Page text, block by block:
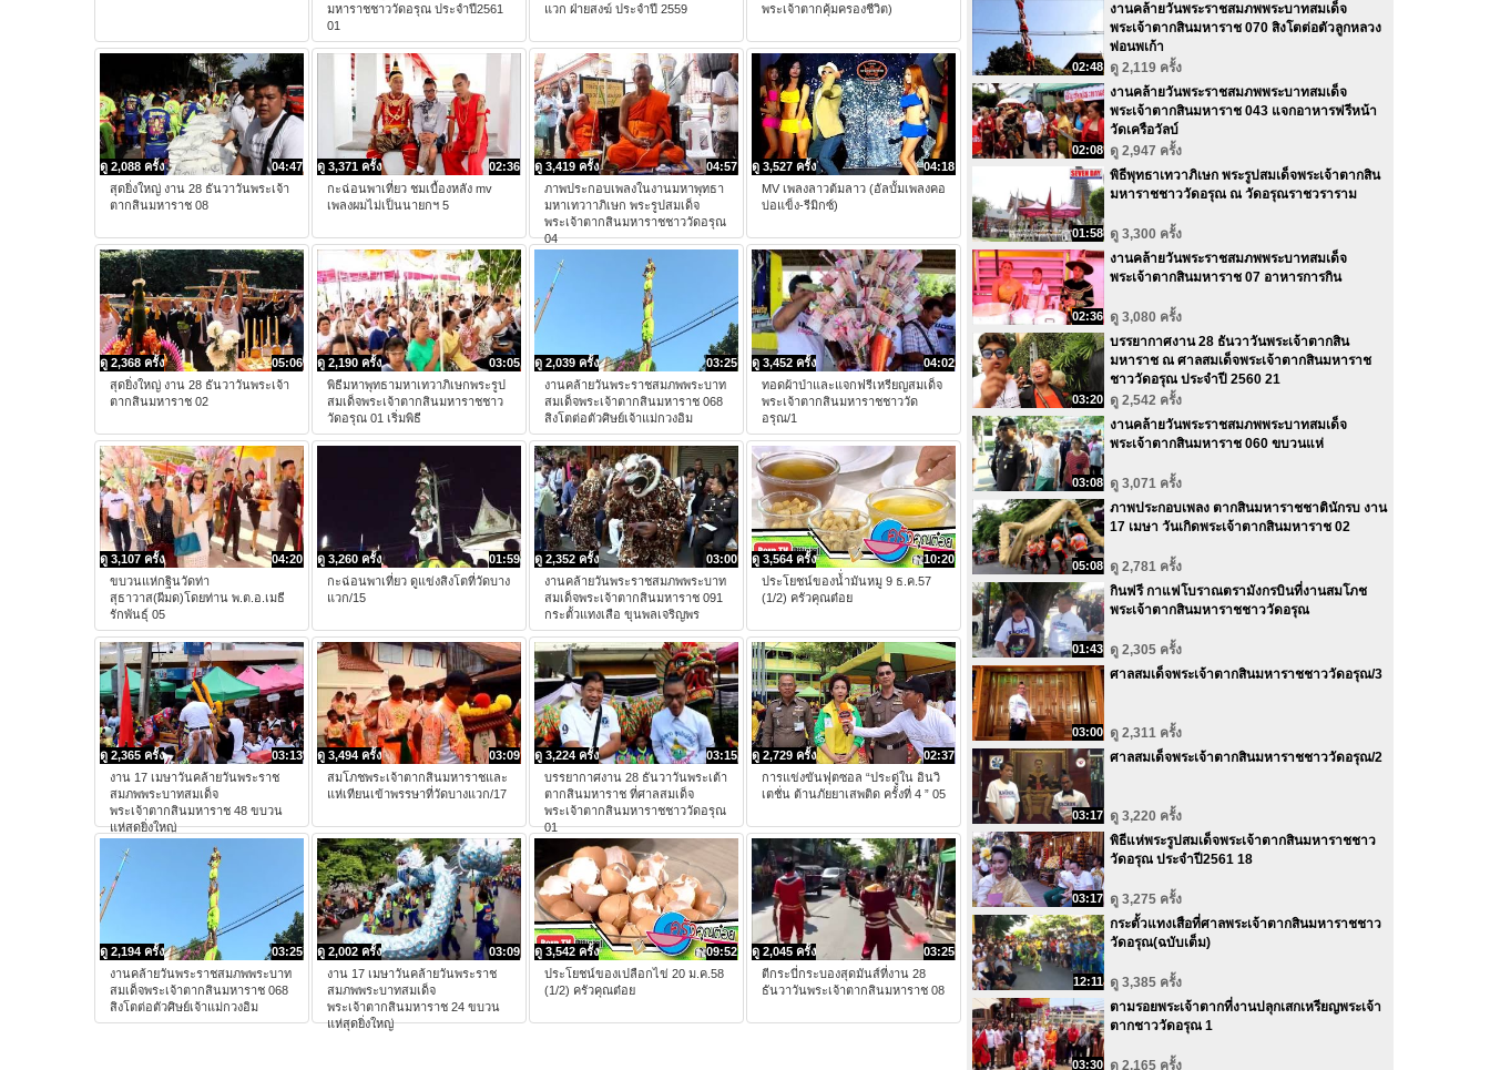
มหาราชชาววัดอรุณ ประจำปี2561
01
แวก ฝ่ายสงฆ์ ประจำปี 2559
พระเจ้าตากคุ้มครองชีวิต)
04:47
ดู 2,088 ครั้ง
สุดยิ่งใหญ่ งาน 28 ธันวาวันพระเจ้า
ตากสินมหาราช 08
02:36
ดู 3,371 ครั้ง
กะฉ่อนพาเที่ยว ชมเบื้องหลัง mv
เพลงผมไม่เป็นนายกฯ 5
04:57
ดู 3,419 ครั้ง
ภาพประกอบเพลงในงานมหาพุทธา
มหาเทวาาภิเษก พระรูปสมเด็จ
พระเจ้าตากสินมหาราชชาววัดอรุณ
04
04:18
ดู 3,527 ครั้ง
MV เพลงลาวต้มลาว (อัลบั้มเพลงคอ
บ่อแข็ง-รีมิกซ์)
05:06
ดู 2,368 ครั้ง
สุดยิ่งใหญ่ งาน 28 ธันวาวันพระเจ้า
ตากสินมหาราช 02
03:05
ดู 2,190 ครั้ง
พิธีมหาพุทธามหาเทวาภิเษกพระรูป
สมเด็จพระเจ้าตากสินมหาราชชาว
วัดอรุณ 01 เริ่มพิธี
03:25
ดู 2,039 ครั้ง
งานคล้ายวันพระราชสมภพพระบาท
สมเด็จพระเจ้าตากสินมหาราช 068
สิงโตต่อตัวศิษย์เจ้าแม่กวงอิม
04:02
ดู 3,452 ครั้ง
ทอดผ้าป่าและแจกฟรีเหรียญสมเด็จ
พระเจ้าตากสินมหาราชชาววัด
อรุณ/1
04:20
ดู 3,107 ครั้ง
ขบวนแห่กฐินวัดท่า
สุธาวาส(ผีมด)โดยท่าน พ.ต.อ.เมธี
รักพันธุ์ 05
01:59
ดู 3,260 ครั้ง
กะฉ่อนพาเที่ยว ดูแข่งสิงโตที่วัดบาง
แวก/15
03:00
ดู 2,352 ครั้ง
งานคล้ายวันพระราชสมภพพระบาท
สมเด็จพระเจ้าตากสินมหาราช 091
กระตั้วแทงเสือ ขุนพลเจริญพร
10:20
ดู 3,564 ครั้ง
ประโยชน์ของน้่ำมันหมู 9 ธ.ค.57
(1/2) ครัวคุณต๋อย
03:13
ดู 2,365 ครั้ง
งาน 17 เมษาวันคล้ายวันพระราช
สมภพพระบาทสมเด็จ
พระเจ้าตากสินมหาราช 48 ขบวน
แห่สุดยิ่งใหญ่
03:09
ดู 3,494 ครั้ง
สมโภชพระเจ้าตากสินมหาราชและ
แห่เทียนเข้าพรรษาที่วัดบางแวก/17
03:15
ดู 3,224 ครั้ง
บรรยากาศงาน 28 ธันวาวันพระเต้า
ตากสินมหาราช ที่ศาลสมเด็จ
พระเจ้าตากสินมหาราชชาววัดอรุณ
01
02:37
ดู 2,729 ครั้ง
การแข่งขันฟุตซอล “ประดู่ใน อินวิ
เตชั่น ต้านภัยยาเสพติด ครั้งที่ 4 ” 05
03:25
ดู 2,194 ครั้ง
งานคล้ายวันพระราชสมภพพระบาท
สมเด็จพระเจ้าตากสินมหาราช 068
สิงโตต่อตัวศิษย์เจ้าแม่กวงอิม
03:09
ดู 2,002 ครั้ง
งาน 17 เมษาวันคล้ายวันพระราช
สมภพพระบาทสมเด็จ
พระเจ้าตากสินมหาราช 24 ขบวน
แห่สุดยิ่งใหญ่
09:52
ดู 3,542 ครั้ง
ประโยชน์ของเปลือกไข่ 20 ม.ค.58
(1/2) ครัวคุณต๋อย
03:25
ดู 2,045 ครั้ง
ตีกระบี่กระบองสุดมันส์ที่งาน 28
ธันวาวันพระเจ้าตากสินมหาราช 08
02:48
งานคล้ายวันพระราชสมภพพระบาทสมเด็จ
พระเจ้าตากสินมหาราช 070 สิงโตต่อตัวลูกหลวง
พ่อนพเก้า
ดู 2,119 ครั้ง
02:08
งานคล้ายวันพระราชสมภพพระบาทสมเด็จ
พระเจ้าตากสินมหาราช 043 แจกอาหารฟรีหน้า
วัดเครือวัลบ์
ดู 2,947 ครั้ง
01:58
พิธีพุทธาเทวาภิเษก พระรูปสมเด็จพระเจ้าตากสิน
มหาราชชาววัดอรุณ ณ วัดอรุณราชวราราม
ดู 3,300 ครั้ง
02:36
งานคล้ายวันพระราชสมภพพระบาทสมเด็จ
พระเจ้าตากสินมหาราช 07 อาหารการกิน
ดู 3,080 ครั้ง
03:20
บรรยากาศงาน 28 ธันวาวันพระเจ้าตากสิน
มหาราช ณ ศาลสมเด็จพระเจ้าตากสินมหาราช
ชาววัดอรุณ ประจำปี 2560 21
ดู 2,542 ครั้ง
03:08
งานคล้ายวันพระราชสมภพพระบาทสมเด็จ
พระเจ้าตากสินมหาราช 060 ขบวนแห่
ดู 3,071 ครั้ง
05:08
ภาพประกอบเพลง ตากสินมหาราชชาตินักรบ งาน
17 เมษา วันเกิดพระเจ้าตากสินมหาราช 02
ดู 2,781 ครั้ง
01:43
กินฟรี กาแฟโบราณตรามังกรบินที่งานสมโภช
พระเจ้าตากสินมหาราชชาววัดอรุณ
ดู 2,305 ครั้ง
03:00
ศาลสมเด็จพระเจ้าตากสินมหาราชชาววัดอรุณ/3
ดู 2,311 ครั้ง
03:17
ศาลสมเด็จพระเจ้าตากสินมหาราชชาววัดอรุณ/2
ดู 3,220 ครั้ง
03:17
พิธีแห่พระรูปสมเด็จพระเจ้าตากสินมหาราชชาว
วัดอรุณ ประจำปี2561 18
ดู 3,275 ครั้ง
12:11
กระตั้วแทงเสือที่ศาลพระเจ้าตากสินมหาราชชาว
วัดอรุณ(ฉบับเต็ม)
ดู 3,385 ครั้ง
03:30
ตามรอยพระเจ้าตากที่งานปลุกเสกเหรียญพระเจ้า
ตากชาววัดอรุณ 1
ดู 2,165 ครั้ง